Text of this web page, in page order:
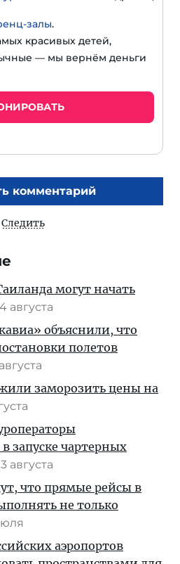
залы.
красивых детей,
— мы вернём деньги
комментарий
Следить
могут начать
4 августа
объяснили, что
полетов
заморозить цены на
запуске чартерных
3 августа
что прямые рейсы в
не только
аэропортов